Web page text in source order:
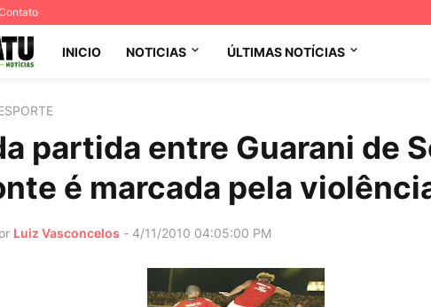
INICIO NOTICIAS ÚLTIMAS NOTÍCIAS
partida entre Guarani de
é marcada pela
Luiz Vasconcelos - 4/11/2010 04:05:00 PM